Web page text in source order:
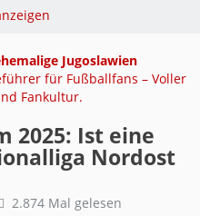
Jugoslawien
für Fußballfans – Voller
Fankultur.
2025: Ist eine
Nordost
2.874 Mal gelesen